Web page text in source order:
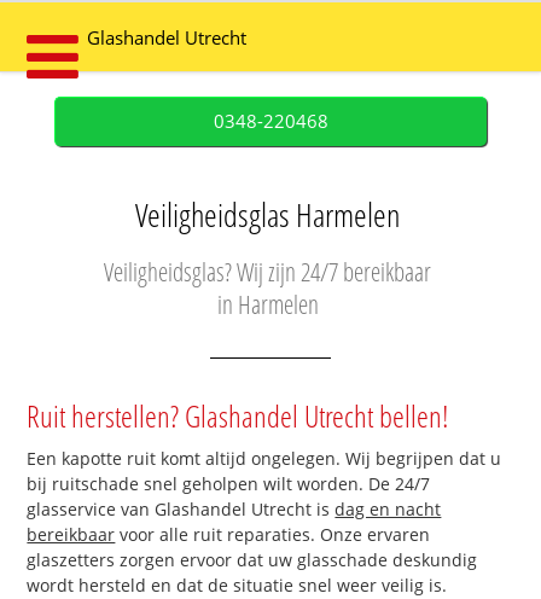
Glashandel Utrecht
0348-220468
Veiligheidsglas Harmelen
Veiligheidsglas? Wij zijn 24/7 bereikbaar
in Harmelen
Ruit herstellen? Glashandel Utrecht bellen!
Een kapotte ruit komt altijd ongelegen. Wij begrijpen dat u
bij ruitschade snel geholpen wilt worden. De 24/7
glasservice van Glashandel Utrecht isdag en nacht
bereikbaar voor alle ruit reparaties. Onze ervaren
glaszetters zorgen ervoor dat uw glasschade deskundig
wordt hersteld en dat de situatie snel weer veilig is.